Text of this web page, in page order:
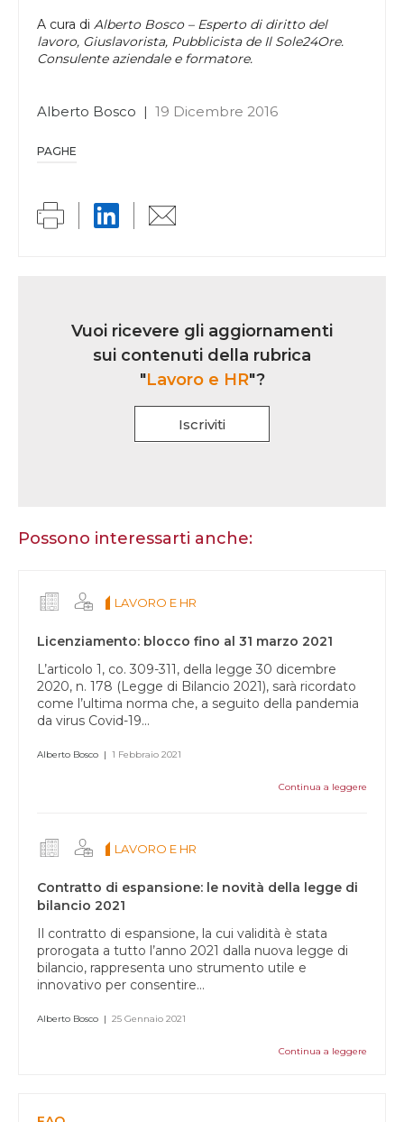
A cura di Alberto Bosco – Esperto di diritto del
lavoro, Giuslavorista, Pubblicista de Il Sole24Ore.
Consulente aziendale e formatore.
Alberto Bosco | 19 Dicembre 2016
PAGHE
iscrizioneVuoi ricevere gli aggiornamenti
sui contenuti della rubrica
"Lavoro e HR"?
Iscriviti
essere
questo
campo
Possono interessarti anche:
LAVORO E HR
Licenziamento: blocco fino al 31 marzo 2021
L’articolo 1, co. 309-311, della legge 30 dicembre
2020, n. 178 (Legge di Bilancio 2021), sarà ricordato
come l’ultima norma che, a seguito della pandemia
da virus Covid-19...
Alberto Bosco | 1 Febbraio 2021
Continua a leggere
LAVORO E HR
Contratto di espansione: le novità della legge di
bilancio 2021
Il contratto di espansione, la cui validità è stata
prorogata a tutto l’anno 2021 dalla nuova legge di
bilancio, rappresenta uno strumento utile e
innovativo per consentire...
Alberto Bosco | 25 Gennaio 2021
Continua a leggere